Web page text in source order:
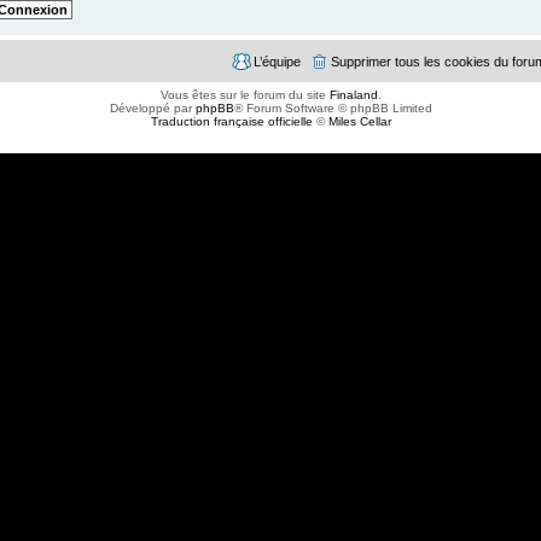
Supprimer tous les cookies du
L’équipe
Vous êtes sur le forum du site Finaland
Développé parphpBB® Forum Software © phpBB Limited
Traduction française officielle ©Miles Cellar